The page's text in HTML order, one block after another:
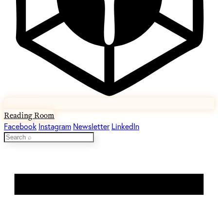
Reading Room
Facebook Instagram Newsletter LinkedIn